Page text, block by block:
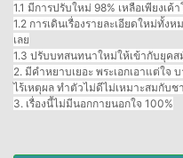
1.1 มีการปรับใหม่ 98% เหลือเพียงเค้
1.2 การเดินเรื่องรายละเอียดใหม่ทั้ง
เลย
1.3 ปรับบทสนทนาใหม่ให้เข้ากับยุค
2. มีคำหยาบเยอะ พระเอกเอาแต่ใจ
ไร้เหตุผล ทำตัวไม่ดีไม่เหมาะสมกับช
3. เรื่องนี้ไม่มีนอกกายนอกใจ 100%